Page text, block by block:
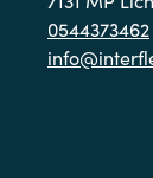
0544373462